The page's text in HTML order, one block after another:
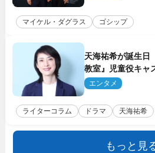
マイケル・ダグラス ゴシップ
天海祐希が誕生
教室』児童役キャ
エンタメ
ライターコラム ドラマ 天海祐希
もっと見